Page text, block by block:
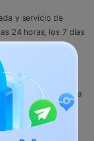
y servicio de
24 horas, los 7 días
todo tipo de
intuitiva que facilita